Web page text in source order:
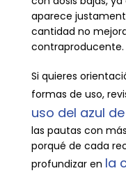
aparece
cantidad no
contraproducente.
Si quieres
formas de uso,
uso del azul
las pautas con
porqué de cada
profundizar en la